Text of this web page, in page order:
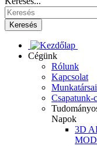
Keresés
Cégünk
Rólunk
Kapcsolat
Csapatunk-
Napok
3D